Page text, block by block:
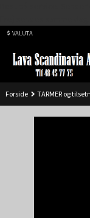
VALUTA
Forside TARMER og